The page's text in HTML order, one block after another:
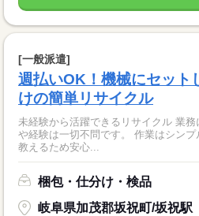
[一般派遣]
週払いOK！機械にセット
けの簡単リサイクル
未経験から活躍できるリサイクル 業務に
や経験は一切不問です。 作業はシンプルで、先輩スタッフが 丁寧に
教えるため安心...
梱包・仕分け・検品
岐阜県加茂郡坂祝町/坂祝駅